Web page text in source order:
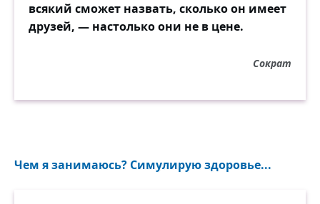
всякий сможет назвать, сколько он имеет
друзей, — настолько они не в цене.
Сократ
Чем я занимаюсь? Симулирую здоровье...